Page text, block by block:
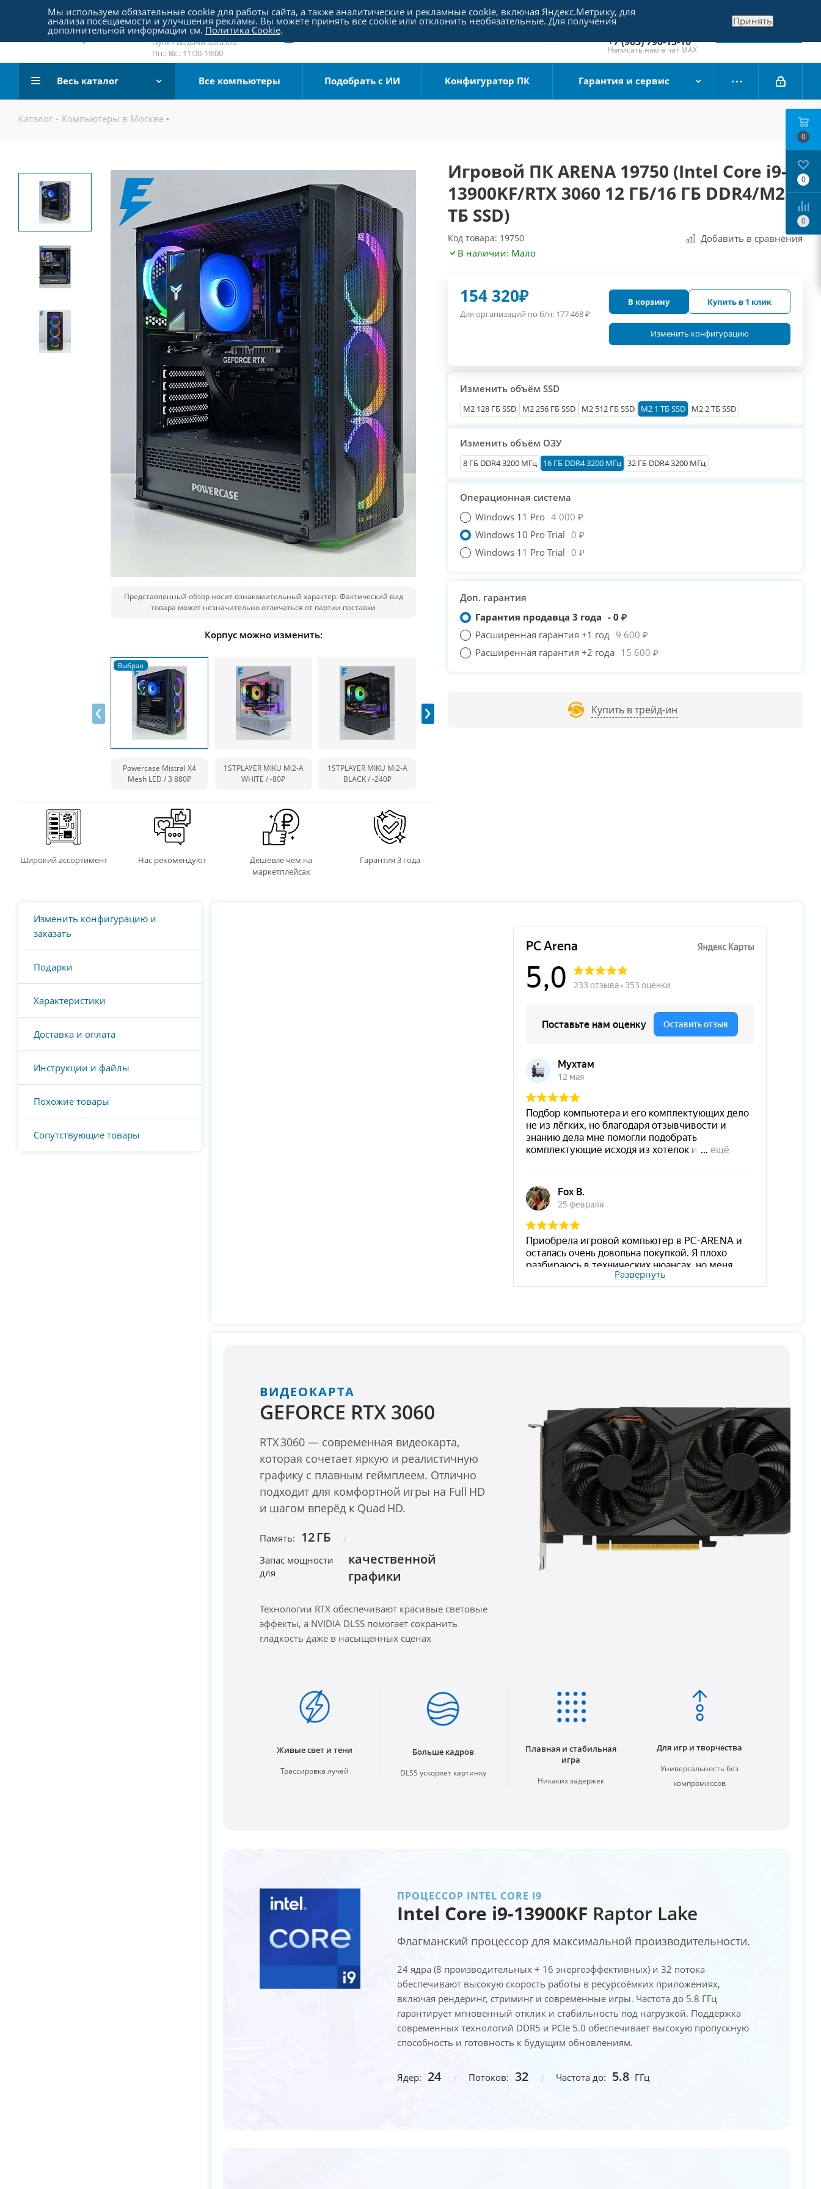
Пятницкое шоссе 18, пав. 267
email:sale@pc-arena.ru
Пн.:-Вс.: 10:00-20:00
Пункт выдачи заказов:
Пн.:-Вс.: 11:00-19:00
+7 (495) 790-15-10
Отдел продаж
+7 (903) 790-15-10
Написать нам в чат MAX
Заказать звонок
Весь каталог Все компьютеры Подобрать с ИИ Конфигуратор ПК Гарантия и сервис
Каталог - Компьютеры в Москве
Представленный обзор носит ознакомительный характер. Фактический вид
товара может незначительно отличаться от партии поставки
Корпус можно изменить:
Powercase Mistral X4
Mesh LED / 3 880₽
1STPLAYER MIKU Mi2-A
WHITE /-80₽
1STPLAYER MIKU Mi2-A
BLACK /-240₽
‹ ›
Широкий ассортимент Нас рекомендуют
Дешевле чем на
маркетплейсах
Гарантия 3 года
Игровой ПК ARENA 19750 (Intel Core i9-
13900KF/RTX 3060 12 ГБ/16 ГБ DDR4/M2 1
ТБ SSD)
Код товара: 19750
Добавить в сравнения
В наличии: Мало
154 320₽
Для организаций по б/н: 177 468₽
В корзину Купить в 1 клик
Изменить конфигурацию
Изменить объём SSD
М2 128 ГБ SSD M2 256 ГБ SSD M2 512 ГБ SSD M2 1 ТБ SSD M2 2 ТБ SSD
Изменить объём ОЗУ
8 ГБ DDR4 3200 МГц 16 ГБ DDR4 3200 МГц 32 ГБ DDR4 3200 МГц
Операционная система
Windows 11 Pro 4 000 ₽
Windows 10 Pro Trial 0 ₽
Windows 11 Pro Trial 0 ₽
Доп. гарантия
Гарантия продавца 3 года - 0 ₽
Расширенная гарантия +1 год 9 600 ₽
Расширенная гарантия +2 года 15 600 ₽
Купить в трейд-ин
Изменить конфигурацию и
заказать
Подарки
Характеристики
Доставка и оплата
Инструкции и файлы
Похожие товары
Сопутствующие товары
PC-Arena на карте Москвы — Яндекс Карты
Развернуть
ВИДЕОКАРТА
GEFORCE RTX 3060
RTX 3060 — современная видеокарта,
которая сочетает яркую и реалистичную
графику с плавным геймплеем. Отлично
подходит для комфортной игры на Full HD
и шагом вперёд к Quad HD.
Память: 12 ГБ
Запас мощности
для
качественной
графики
Технологии RTX обеспечивают красивые световые
эффекты, а NVIDIA DLSS помогает сохранить
гладкость даже в насыщенных сценах
Живые свет и тени
Трассировка лучей
Больше кадров
DLSS ускоряет картинку
Плавная и стабильная
игра
Никаких задержек
Для игр и творчества
Универсальность без
компромиссов
ПРОЦЕССОР INTEL CORE I9
Intel Core i9-13900KF Raptor Lake
Флагманский процессор для максимальной производительности.
24 ядра (8 производительных + 16 энергоэффективных) и 32 потока
обеспечивают высокую скорость работы в ресурсоёмких приложениях,
включая рендеринг, стриминг и современные игры. Частота до 5.8 ГГц
гарантирует мгновенный отклик и стабильность под нагрузкой. Поддержка
современных технологий DDR5 и PCIe 5.0 обеспечивает высокую пропускную
способность и готовность к будущим обновлениям.
Ядер: 24 Потоков: 32 Частота до: 5.8 ГГц
0
0
0
Мы используем обязательные cookie для работы сайта, а также аналитические и рекламные cookie, включая Яндекс.Метрику, для
анализа посещаемости и улучшения рекламы. Вы можете принять все cookie или отклонить необязательные. Для получения
дополнительной информации см. Политика Cookie.
Принять